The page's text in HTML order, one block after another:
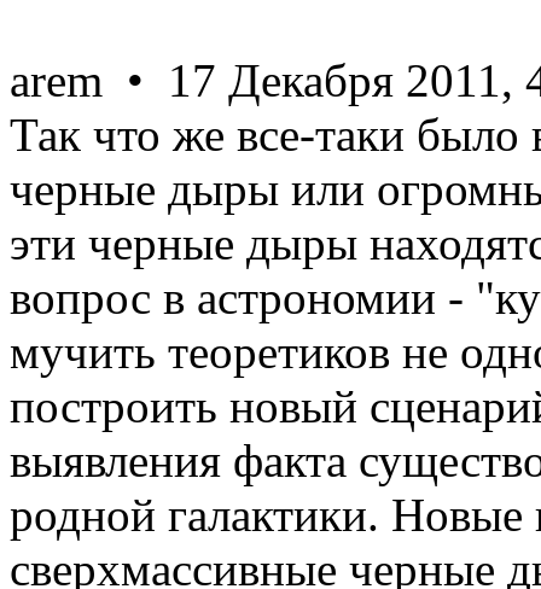
arem • 17 Декабря 2011,
Так что же все-таки было
черные дыры или
эти черные дыры
вопрос в астрономии -
мучить теоретиков не
построить новый
выявления факта
родной галактики. Новые
сверхмассивные черные